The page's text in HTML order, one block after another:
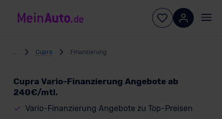
Cupra Finanzierung
Cupra Vario-Finanzierung Angebote ab
240€/mtl.
Vario-Finanzierung Angebote zu Top-Preisen